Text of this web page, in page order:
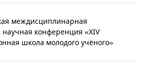
междисциплинарная
конференция «XIV
школа молодого учёного»